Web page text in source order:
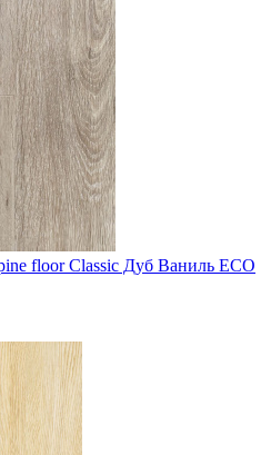
floor Classic Дуб Ваниль ЕСО